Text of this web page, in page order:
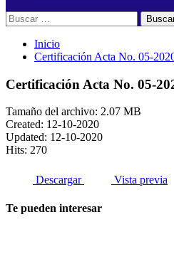
Buscar:
Inicio
Certificación Acta No. 05-
Certificación Acta No. 05-
Tamaño del archivo: 2.07 MB
Created: 12-10-2020
Updated: 12-10-2020
Hits: 270
Descargar Vista previa
Te pueden interesar